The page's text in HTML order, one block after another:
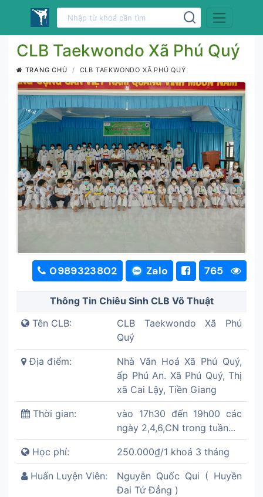
CLB Taekwondo Xã Phú Quý
TRANG CHỦ CLB TAEKWONDO XÃ PHÚ QUÝ
0989323802 Zalo 765
Thông Tin Chiêu Sinh CLB Võ Thuật
Tên CLB:
CLB Taekwondo Xã Phú
Quý
Địa điểm:
Nhà Văn Hoá Xã Phú Quý,
ấp Phú An. Xã Phú Quý, Thị
xã Cai Lậy, Tiền Giang
Thời gian:
vào 17h30 đến 19h00 các
ngày 2,4,6,CN trong tuần...
Học phí: 250.000₫/1 khoá 3 tháng
Huấn Luyện Viên:
Nguyễn Quốc Qui ( Huyền
Đai Tứ Đẳng )